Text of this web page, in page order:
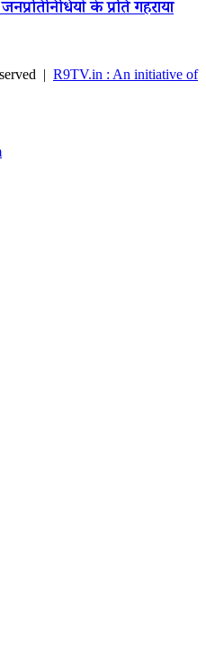
के प्रति गहराया
| R9TV.in : An initiative of